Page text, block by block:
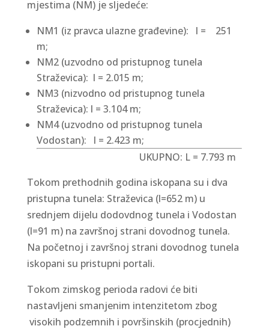
mjestima (NM) je sljedeće:
NM1 (iz pravca ulazne građevine): l = 251
m;
NM2 (uzvodno od pristupnog tunela
Straževica): l = 2.015 m;
NM3 (nizvodno od pristupnog tunela
Straževica): l = 3.104 m;
NM4 (uzvodno od pristupnog tunela
Vodostan): l = 2.423 m;
UKUPNO: L = 7.793 m
Tokom prethodnih godina iskopana su i dva
pristupna tunela: Straževica (l=652 m) u
srednjem dijelu dodovdnog tunela i Vodostan
(l=91 m) na završnoj strani dovodnog tunela.
Na početnoj i završnoj strani dovodnog tunela
iskopani su pristupni portali.
Tokom zimskog perioda radovi će biti
nastavljeni smanjenim intenzitetom zbog
visokih podzemnih i površinskih (procjednih)